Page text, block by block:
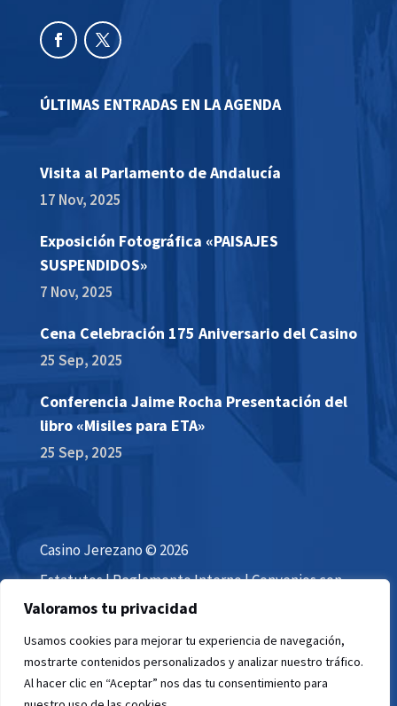
Valoramos tu privacidad
Usamos cookies para mejorar tu experiencia de navegación,
mostrarte contenidos personalizados y analizar nuestro tráfico.
Al hacer clic en “Aceptar” nos das tu consentimiento para
ÚLTIMAS ENTRADAS EN LA AGENDA
Visita al Parlamento de Andalucía
17 Nov, 2025
Exposición Fotográfica «PAISAJES
SUSPENDIDOS»
7 Nov, 2025
Cena Celebración 175 Aniversario del Casino
25 Sep, 2025
Conferencia Jaime Rocha Presentación del
libro «Misiles para ETA»
25 Sep, 2025
Casino Jerezano © 2026
Estatutos|Reglamento Interno|Convenios con
otros Casinos
Aviso Legal|Privacidad|Términos y Condiciones
Política de Cookies